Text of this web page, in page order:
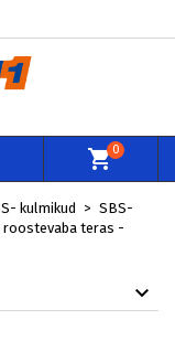
0
kulmikud
SBS-
roostevaba teras -
Loobu
lisada.